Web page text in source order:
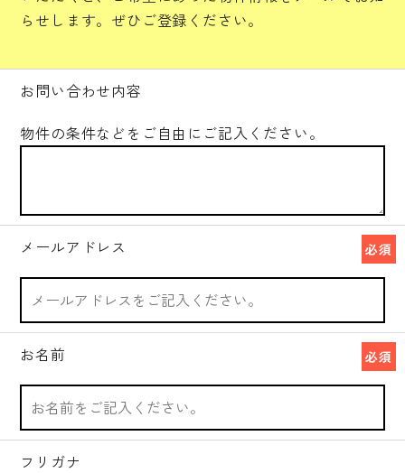
らせします。ぜひご登録ください。
お問い合わせ内容
物件の条件などをご自由にご記入ください。
メールアドレス 必須
お名前 必須
フリガナ